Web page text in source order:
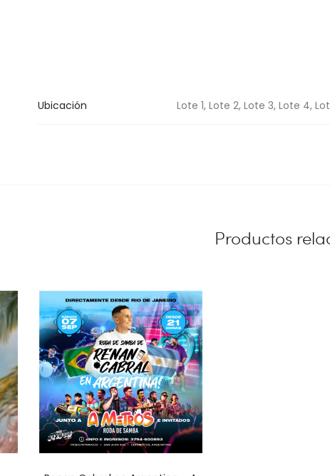
Ubicación Lote 1, Lote 2, Lote 3, Lote 4,
Productos